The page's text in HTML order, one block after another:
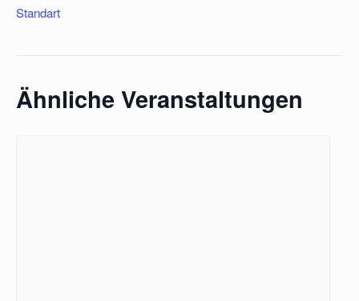
Standart
Ähnliche Veranstaltungen